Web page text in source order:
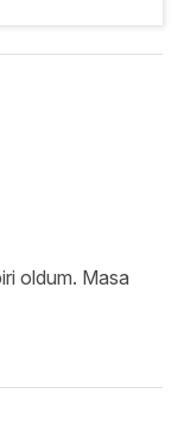
oldum. Masa